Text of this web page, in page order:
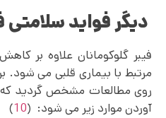
دیگر فواید سلامتی
فیبر گلوکومانان علاوه بر
روی مطالعات مشخص گردید که
آوردن موارد زیر می‌ شود: (10
)